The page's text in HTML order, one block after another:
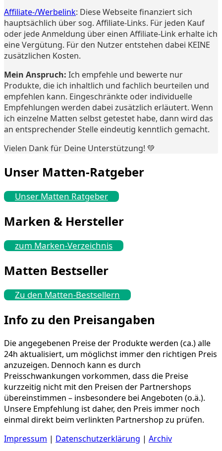
Affiliate-/Werbelink: Diese Webseite finanziert sich
hauptsächlich über sog. Affiliate-Links. Für jeden Kauf
oder jede Anmeldung über einen Affiliate-Link erhalte ich
eine Vergütung. Für den Nutzer entstehen dabei KEINE
zusätzlichen Kosten.
Mein Anspruch: Ich empfehle und bewerte nur
Produkte, die ich inhaltlich und fachlich beurteilen und
empfehlen kann. Eingeschränkte oder individuelle
Empfehlungen werden dabei zusätzlich erläutert. Wenn
ich einzelne Matten selbst getestet habe, dann wird das
an entsprechender Stelle eindeutig kenntlich gemacht.
Vielen Dank für Deine Unterstützung! 💚
Unser Matten-Ratgeber
Unser Matten Ratgeber
Marken & Hersteller
zum Marken-Verzeichnis
Matten Bestseller
Zu den Matten-Bestsellern
Info zu den Preisangaben
Die angegebenen Preise der Produkte werden (ca.) alle
24h aktualisiert, um möglichst immer den richtigen Preis
anzuzeigen. Dennoch kann es durch
Preisschwankungen vorkommen, dass die Preise
kurzzeitig nicht mit den Preisen der Partnershops
übereinstimmen – insbesondere bei Angeboten (o.ä.).
Unsere Empfehlung ist daher, den Preis immer noch
einmal direkt beim verlinkten Partnershop zu prüfen.
Impressum | Datenschutzerklärung | Archiv